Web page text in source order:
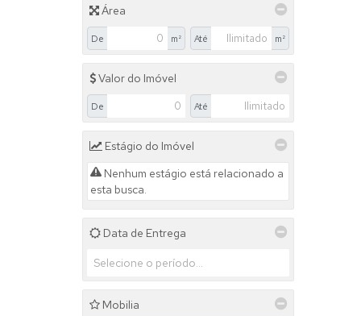
Jardim Sol Nascente (1)
Jardim Yara (1)
Jardim Ypê (1)
LOTEAMENTO ERNESTO BASSI (1)
Loteamento Reserva Boa Vista (1)
Parque Alvorada (9)
Parque Bromélias (1)
Parque Colina da Mantiqueira (4)
Parque das Bromelias (1)
Parque Jequitibás (4)
Parque Universitário (2)
Portal da Aliança I (3)
Portal da Aliança I (2)
Portal da Aliança II (4)
Portal da Serra (1)
Pousada do Sol (1)
Recanto da Serra (1)
Área
De m² Até m²
Valor do Imóvel
De Até
Estágio do Imóvel
Nenhum estágio está relacionado a
esta busca.
Data de Entrega
Mobilia